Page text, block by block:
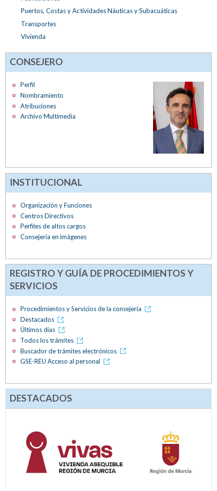
Puertos, Costas y Actividades Náuticas y Subacuáticas
Transportes
Vivienda
CONSEJERO
Perfil
Nombramiento
Atribuciones
Archivo Multimedia
INSTITUCIONAL
Organización y Funciones
Centros Directivos
Perfiles de altos cargos
Consejería en imágenes
REGISTRO Y GUÍA DE PROCEDIMIENTOS Y
SERVICIOS
Procedimientos y Servicios de la consejería
Destacados
Últimos días
Todos los trámites
Buscador de trámites electrónicos
GSE-REU Acceso al personal
DESTACADOS